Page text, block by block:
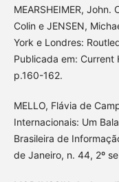
MEARSHEIMER, John.
Colin e JENSEN,
York e Londres:
Publicada em:
p.160-162.
MELLO, Flávia de
Internacionais: Um
Brasileira de
de Janeiro, n. 44, 2º